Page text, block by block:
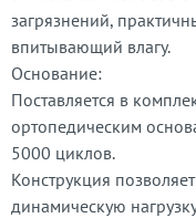
загрязнений,
впитывающий влагу.
Основание:
Поставляется в
ортопедическим
5000 циклов.
Конструкция
динамическую